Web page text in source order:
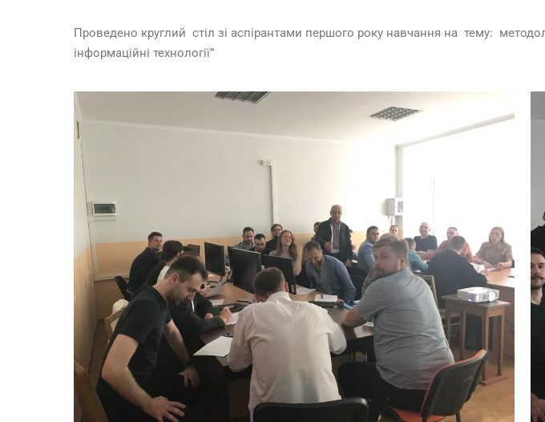
Проведено круглий стіл зі аспірантами першого року навчання на тему:
інформаційні технології”